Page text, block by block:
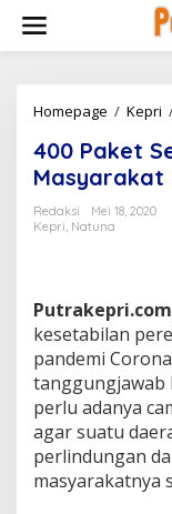
w
Homepage / Kepri
400 Paket
Masyarakat
Redaksi
Mei 18, 2020
Kepri, Natuna
kesetabilan
pandemi
tanggungjawab
perlu adanya
agar suatu
perlindungan
masyarakatnya